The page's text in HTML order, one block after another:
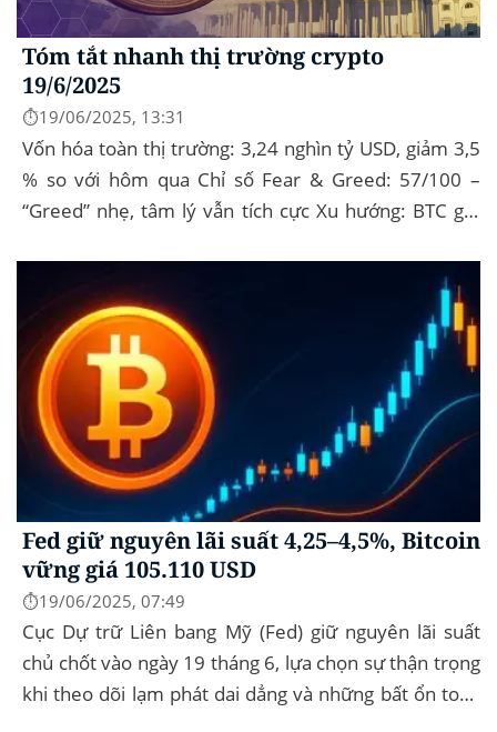
Tóm tắt nhanh thị trường crypto
19/6/2025
⏱️19/06/2025, 13:31
Vốn hóa toàn thị trường: 3,24 nghìn tỷ USD, giảm 3,5
% so với hôm qua Chỉ số Fear & Greed: 57/100 –
“Greed” nhẹ, tâm lý vẫn tích cực Xu hướng: BTC giữ
Fed giữ nguyên lãi suất 4,25–4,5%, Bitcoin
vững giá 105.110 USD
⏱️19/06/2025, 07:49
Cục Dự trữ Liên bang Mỹ (Fed) giữ nguyên lãi suất
chủ chốt vào ngày 19 tháng 6, lựa chọn sự thận trọng
khi theo dõi lạm phát dai dẳng và những bất ổn toàn